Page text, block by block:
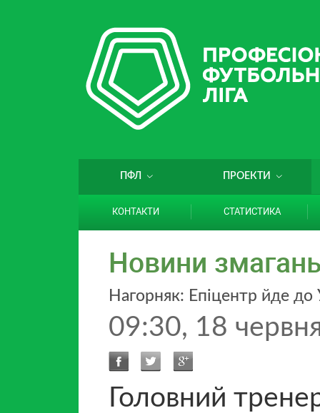
ПФЛ ПРОЕКТИ
КОНТАКТИ СТАТИСТИКА
Новини
Нагорняк: Епіцентр йде
09:30, 18
Головний